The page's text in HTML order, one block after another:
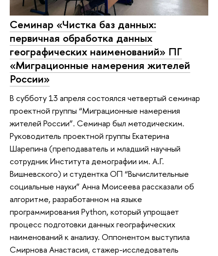
Семинар «Чистка баз данных:
первичная обработка данных
географических наименований» ПГ
«Миграционные намерения жителей
России»
В субботу 13 апреля состоялся четвертый семинар
проектной группы “Миграционные намерения
жителей России”. Семинар был методическим.
Руководитель проектной группы Екатерина
Шарепина (преподаватель и младший научный
сотрудник Института демографии им. А.Г.
Вишневского) и студентка ОП “Вычислительные
социальные науки” Анна Моисеева рассказали об
алгоритме, разработанном на языке
программирования Python, который упрощает
процесс подготовки данных географических
наименований к анализу. Оппонентом выступила
Смирнова Анастасия, стажер-исследователь